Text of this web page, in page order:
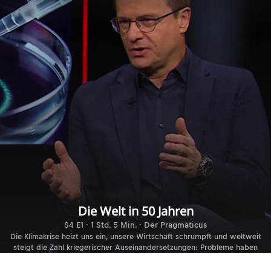
Die Welt in 50 Jahren
S4 E1 · 1 Std. 5 Min. · Der Pragmaticus
Die Klimakrise heizt uns ein, unsere Wirtschaft schrumpft und weltweit
steigt die Zahl kriegerischer Auseinandersetzungen: Probleme haben